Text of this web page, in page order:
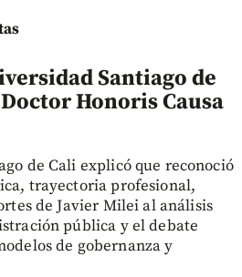
Santiago de
Honoris Causa
de Cali explicó que reconoció
trayectoria profesional,
de Javier Milei al análisis
pública y el debate
de gobernanza y